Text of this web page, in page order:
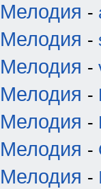
-
-
-
-
-
-
-